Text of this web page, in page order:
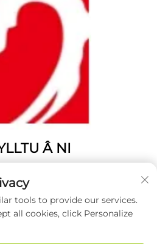
Â NI
Tsieina.
tools to provide our services.
all cookies, click Personalize